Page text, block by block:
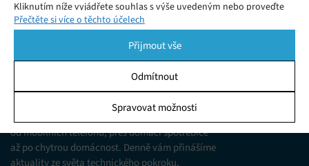
Kliknutím níže vyjádřete souhlas s výše uvedeným nebo proveďte
podrobnější rozhodnutí. Vaše volby budou použity pouze na tomto
pomocí přepínačů v Zásadách cookies nebo kliknutím na tlačítko
Spravovat souhlas ve spodní části obrazovky.
Ukládání a/nebo přístup k informacím v zařízení, Porozumění
publiku prostřednictvím statistik nebo kombinací údajů z
různých zdrojů.
Přečtěte si více o těchto účelech
Přijmout vše
Odmítnout
Spravovat možnosti
Jsme web zajímající se o technologické novinky
od mobilních telefonů, přes domácí spotřebiče
až po chytrou domácnost. Denně vám přinášíme
aktuality ze světa technického pokroku,